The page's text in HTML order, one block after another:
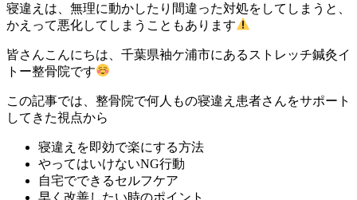
寝違えは、無理に動かしたり間違った対処をしてしまうと、
かえって悪化してしまうこともあります
皆さんこんにちは、千葉県袖ケ浦市にあるストレッチ鍼灸イ
トー整骨院です
この記事では、整骨院で何人もの寝違え患者さんをサポート
してきた視点から
寝違えを即効で楽にする方法
やってはいけないNG行動
自宅でできるセルフケア
早く改善したい時のポイント